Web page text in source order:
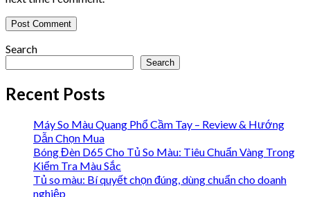
Search
Search
Recent Posts
Máy So Màu Quang Phổ Cầm Tay – Review & Hướng
Dẫn Chọn Mua
Bóng Đèn D65 Cho Tủ So Màu: Tiêu Chuẩn Vàng Trong
Kiểm Tra Màu Sắc
Tủ so màu: Bí quyết chọn đúng, dùng chuẩn cho doanh
nghiệp